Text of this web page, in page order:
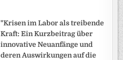
"Krisen im Labor als treibende
Kraft: Ein Kurzbeitrag über
innovative Neuanfänge und
deren Auswirkungen auf die